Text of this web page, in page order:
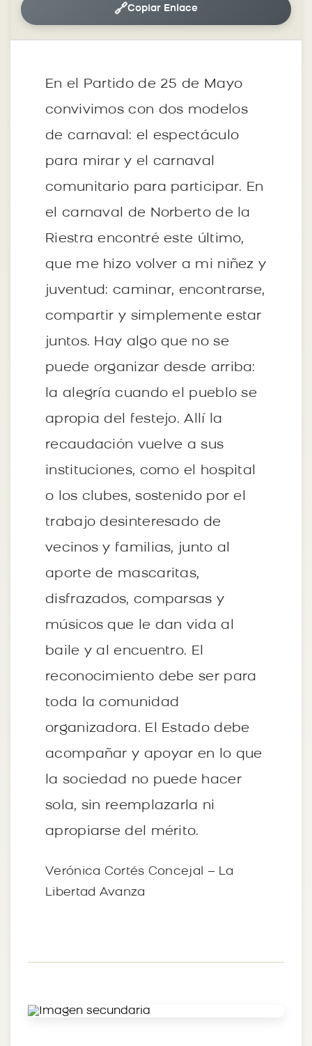
🔗Copiar Enlace
En el Partido de 25 de Mayo
convivimos con dos modelos
de carnaval: el espectáculo
para mirar y el carnaval
comunitario para participar. En
el carnaval de Norberto de la
Riestra encontré este último,
que me hizo volver a mi niñez y
juventud: caminar, encontrarse,
compartir y simplemente estar
juntos. Hay algo que no se
puede organizar desde arriba:
la alegría cuando el pueblo se
apropia del festejo. Allí la
recaudación vuelve a sus
instituciones, como el hospital
o los clubes, sostenido por el
trabajo desinteresado de
vecinos y familias, junto al
aporte de mascaritas,
disfrazados, comparsas y
músicos que le dan vida al
baile y al encuentro. El
reconocimiento debe ser para
toda la comunidad
organizadora. El Estado debe
acompañar y apoyar en lo que
la sociedad no puede hacer
sola, sin reemplazarla ni
apropiarse del mérito.
Verónica Cortés Concejal – La
Libertad Avanza